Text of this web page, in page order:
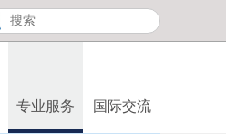
专业服务 国际交流